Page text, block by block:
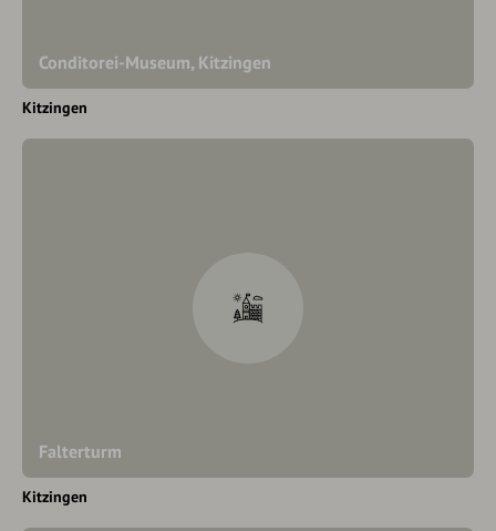
Conditorei-Museum, Kitzingen
Kitzingen
Falterturm
Kitzingen